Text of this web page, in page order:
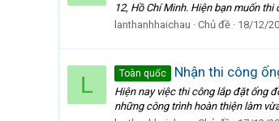
12, Hồ Chí Minh. Hiện bạn muốn
lanthanhhaichau
Chủ đề 18/12/20
L Toàn quốc Nhận thi công
Hiện nay việc thi công lắp đặt ống
những công trình hoàn thiện làm